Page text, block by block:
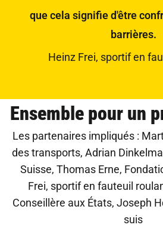
que cela signifie d'être
barrières.
Heinz Frei, sportif en
Ensemble pour un
Les partenaires impliqués :
des transports, Adrian
Suisse, Thomas Erne,
Frei, sportif en fauteuil
Conseillère aux États, Joseph
suis